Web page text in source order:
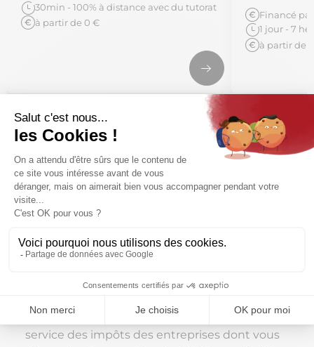
30min - 100% à distance avec du tutorat
à partir de 0 €
Financé par
1 jour - 7
à partir de
Ressources complémentaires
Voici aussi des
vous permettront de mieux comprendre cette
réforme et faciliter votre passage vers la facturation
électronique :
accompagner dans cette réforme ainsi que le
service des impôts des entreprises dont vous